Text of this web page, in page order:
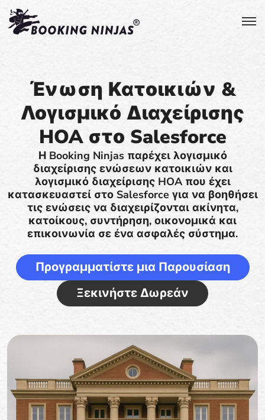
Ένωση Κατοικιών &
Λογισμικό Διαχείρισης
HOA στο Salesforce
Η Booking Ninjas παρέχει λογισμικό
διαχείρισης ενώσεων κατοικιών και
λογισμικό διαχείρισης HOA που έχει
κατασκευαστεί στο Salesforce για να βοηθήσει
τις ενώσεις να διαχειρίζονται ακίνητα,
κατοίκους, συντήρηση, οικονομικά και
επικοινωνία σε ένα ασφαλές σύστημα.
Προγραμματίστε μια Παρουσίαση
Ξεκινήστε Δωρεάν